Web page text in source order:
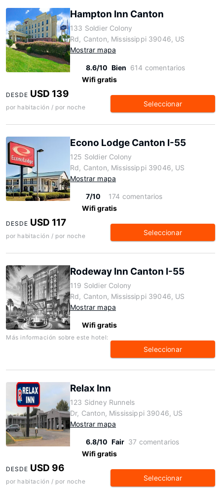
Hampton Inn Canton
133 Soldier Colony
Rd, Canton, Mississippi 39046, US
Mostrar mapa
8.6/10 Bien 614 comentarios
Wifi gratis
DESDE USD 139
por habitación / por noche Seleccionar
Econo Lodge Canton I-55
125 Soldier Colony
Rd, Canton, Mississippi 39046, US
Mostrar mapa
7/10
174 comentarios
Wifi gratis
DESDE USD 117
por habitación / por noche Seleccionar
Rodeway Inn Canton I-55
119 Soldier Colony
Rd, Canton, Mississippi 39046, US
Mostrar mapa
Wifi gratis
Más información sobre este hotel:
Seleccionar
Relax Inn
123 Sidney Runnels
Dr, Canton, Mississippi 39046, US
Mostrar mapa
6.8/10 Fair 37 comentarios
Wifi gratis
DESDE USD 96
por habitación / por noche Seleccionar